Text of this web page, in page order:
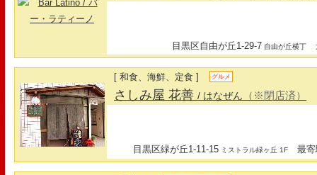
目黒区自由が丘1-29-7 自由が丘横丁
[ 和食、海鮮、定食 ] グルメ
さしみ屋 花善/ はなぜん （※閉店済）
目黒区緑が丘1-11-15 ミストラル緑ヶ丘 1F 最寄